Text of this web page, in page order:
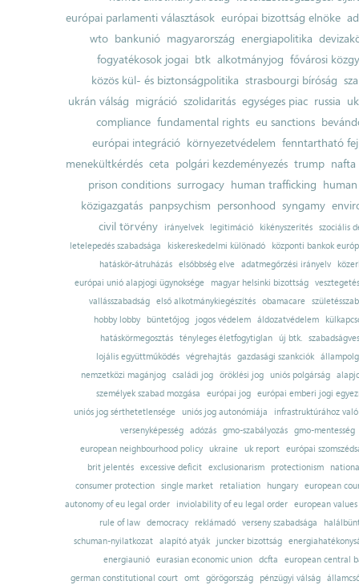
európai parlamenti választások európai bizottság elnöke
wto bankunió magyarország energiapolitika
fogyatékosok jogai btk alkotmányjog fővárosi
közös kül- és biztonságpolitika strasbourgi bíróság
ukrán válság migráció szolidaritás egységes piac russia
compliance fundamental rights eu sanctions
európai integráció környezetvédelem fenntartható
menekültkérdés ceta polgári kezdeményezés trump nafta
prison conditions surrogacy human trafficking
közigazgatás panpsychism personhood syngamy
civil törvény
irányelvek legitimáció kikényszerítés szociális
letelepedés szabadsága
kiskereskedelmi különadó
központi bankok
hatáskör-átruházás
elsőbbség elve adatmegőrzési irányelv
európai unió alapjogi ügynoksége
magyar helsinki bizottság
vesztegetés
vallásszabadság
első alkotmánykiegészítés obamacare
hobby lobby
büntetőjog jogos védelem áldozatvédelem
hatáskörmegosztás tényleges életfogytiglan új btk.
lojális együttműködés
végrehajtás gazdasági szankciók
nemzetközi magánjog
családi jog öröklési jog uniós polgárság
személyek szabad mozgása
európai jog európai emberi jogi
uniós jog sérthetetlensége uniós jog autonómiája
infrastruktúrához
versenyképesség adózás gmo-szabályozás gmo-mentesség
european neighbourhood policy
ukraine uk report
európai
brit jelentés excessive deficit exclusionarism protectionism
consumer protection
single market retaliation hungary
european
autonomy of eu legal order
inviolability of eu legal order
european values
rule of law
democracy reklámadó verseny szabadsága
schuman-nyilatkozat alapító atyák juncker bizottság
energiaunió eurasian economic union dcfta
european central
german constitutional court
omt görögország pénzügyi válság